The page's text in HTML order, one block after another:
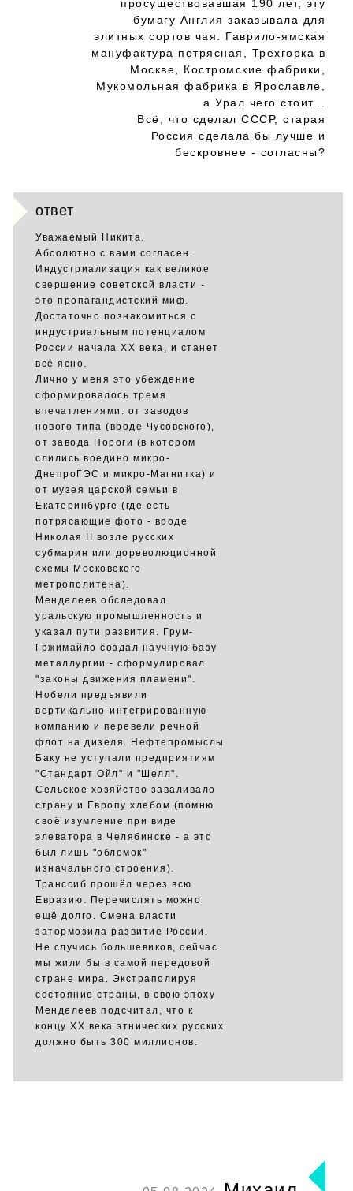
просуществовавшая 190 лет, эту
бумагу Англия заказывала для
элитных сортов чая. Гаврило-ямская
мануфактура потрясная, Трехгорка в
Москве, Костромские фабрики,
Мукомольная фабрика в Ярославле,
а Урал чего стоит...
Всё, что сделал СССР, старая
Россия сделала бы лучше и
бескровнее - согласны?
ответ
Уважаемый Никита.
Абсолютно с вами согласен.
Индустриализация как великое
свершение советской власти -
это пропагандистский миф.
Достаточно познакомиться с
индустриальным потенциалом
России начала ХХ века, и станет
всё ясно.
Лично у меня это убеждение
сформировалось тремя
впечатлениями: от заводов
нового типа (вроде Чусовского),
от завода Пороги (в котором
слились воедино микро-
ДнепроГЭС и микро-Магнитка) и
от музея царской семьи в
Екатеринбурге (где есть
потрясающие фото - вроде
Николая II возле русских
субмарин или дореволюционной
схемы Московского
метрополитена).
Менделеев обследовал
уральскую промышленность и
указал пути развития. Грум-
Гржимайло создал научную базу
металлургии - сформулировал
"законы движения пламени".
Нобели предъявили
вертикально-интегрированную
компанию и перевели речной
флот на дизеля. Нефтепромыслы
Баку не уступали предприятиям
"Стандарт Ойл" и "Шелл".
Сельское хозяйство заваливало
страну и Европу хлебом (помню
своё изумление при виде
элеватора в Челябинске - а это
был лишь "обломок"
изначального строения).
Транссиб прошёл через всю
Евразию. Перечислять можно
ещё долго. Смена власти
затормозила развитие России.
Не случись большевиков, сейчас
мы жили бы в самой передовой
стране мира. Экстраполируя
состояние страны, в свою эпоху
Менделеев подсчитал, что к
концу ХХ века этнических русских
должно быть 300 миллионов.